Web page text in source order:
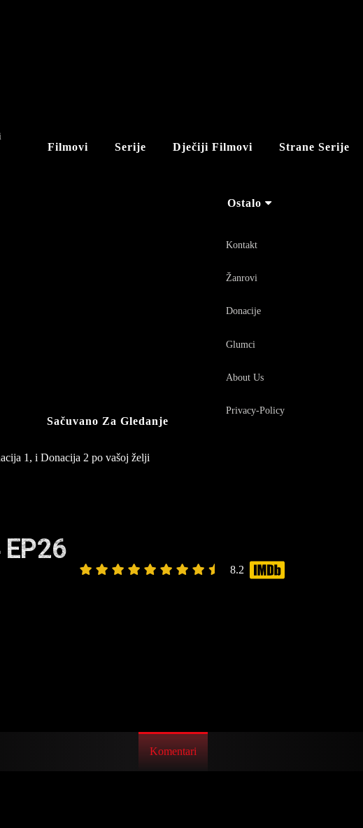
Filmovi Serije Dječiji Filmovi Strane Serije
Sačuvano Za Gledanje
Ostalo
Kontakt
Žanrovi
Donacije
Glumci
About Us
Privacy-Policy
1, i Donacija 2 po vašoj želji
EP26
8.2
Komentari